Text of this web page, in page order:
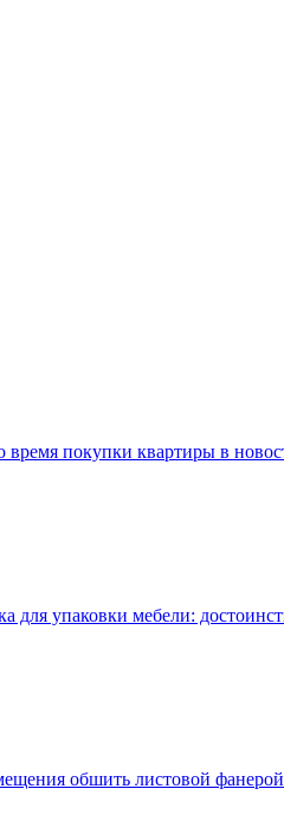
время покупки квартиры в
для упаковки мебели:
обшить листовой фанерой